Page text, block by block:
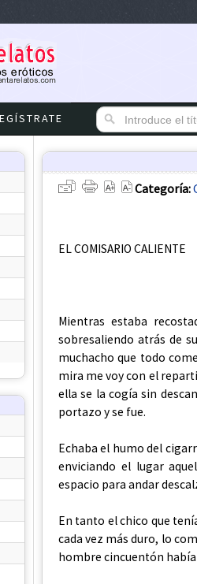
Categoría:
EL COMISARIO CALIENTE
Mientras estaba
sobresaliendo atrás de
muchacho que todo
mira me voy con el
ella se la cogía sin
portazo y se fue.
Echaba el humo del
enviciando el lugar
espacio para andar
En tanto el chico que
cada vez más duro, lo
hombre cincuentón